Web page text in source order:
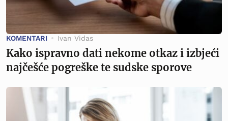
KOMENTARI Ivan Vidas
Kako ispravno dati nekome otkaz i izbjeći
najčešće pogreške te sudske sporove